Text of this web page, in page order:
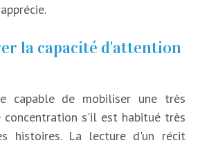
la capacité d'attention
capable de mobiliser une très
s'il est habitué très
histoires. La lecture d'un récit